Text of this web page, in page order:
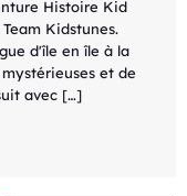
Histoire Kid
Kidstunes.
d'île en île à la
et de
avec […]